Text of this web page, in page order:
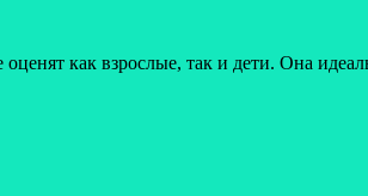
как взрослые, так и дети. Она